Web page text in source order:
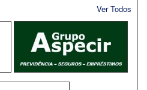
Ver Todos